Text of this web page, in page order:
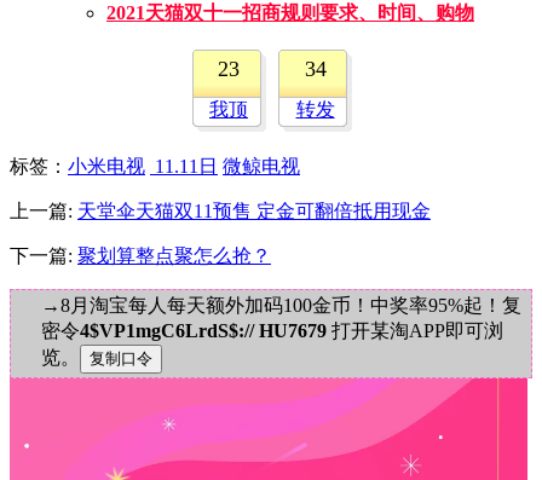
2021天猫双十一招商规则要求、时间、购物
23
我顶
34
转发
标签 ： 小米电视 11.11日 微鲸电视
上一篇: 天堂伞天猫双11预售 定金可翻倍抵用现金
下一篇: 聚划算整点聚怎么抢？
→8月淘宝每人每天额外加码100金币！中奖率95%起！复
密令4$VP1mgC6LrdS$:// HU7679 打开某淘APP即可浏
览。